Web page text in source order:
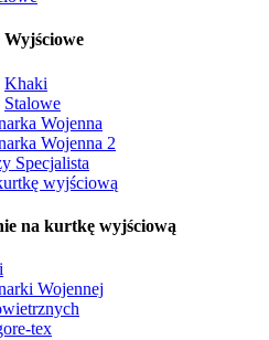
Wyjściowe
Khaki
Stalowe
Wojenna
Wojenna 2
Specjalista
wyjściową
na kurtkę wyjściową
Wojennej
tex